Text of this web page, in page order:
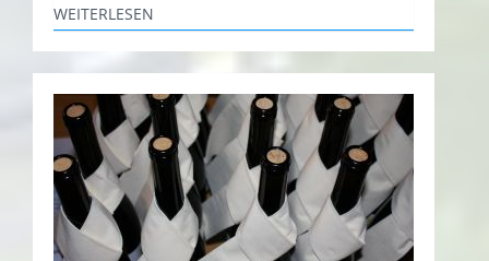
WEITERLESEN